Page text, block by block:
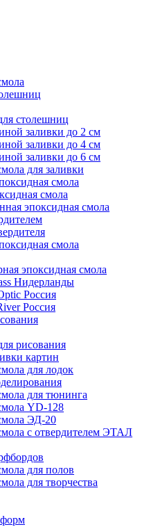
столешниц
заливки до 2 см
заливки до 4 см
заливки до 6 см
для заливки
смола
смола
эпоксидная смола
смола
эпоксидная смола
Нидерланды
Россия
Россия
рисования
картин
для лодок
для тюнинга
YD-128
ЭД-20
с отвердителем ЭТАЛ
для полов
для творчества